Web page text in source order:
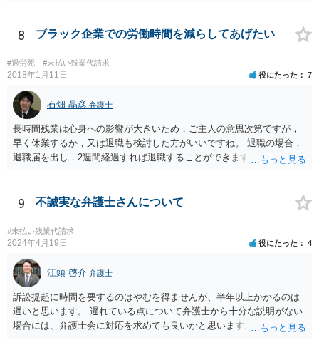
ば、折衷的な提案として、「突発的な質問に対応できるように、基本
的には１０時〜１９時はできるだけB社にいるよう努力はします。た
だ、他の仕事もありますので、必ずその条件を守れるとは限りません
し、B社常駐時であっても本件以外の仕事もさせてもらうことになりま
す。」というものが考えられます。 その提案すら断られるようであれ
ば、ちょっと危険な会社だというシグナルと考えるべきでしょう。
8 ブラック企業での労働時間を減らしてあげたい
#過労死 #未払い残業代請求
2018年1月11日 役にたった 7
石畑 晶彦 弁護士
長時間残業は心身への影響が大きいため，ご主人の意思次第ですが，
早く休業するか，又は退職も検討した方がいいですね。 退職の場合，
退職届を出し，2週間経過すれば退職することができます。これは会社
であれば，十分な引き継ぎを行った上で，退職することで後々のトラ
ブルは防ぐことが可能です。
9 不誠実な弁護士さんについて
#未払い残業代請求
2024年4月19日 役にたった 4
江頭 啓介 弁護士
訴訟提起に時間を要するのはやむを得ませんが、半年以上かかるのは
遅いと思います。 遅れている点について弁護士から十分な説明がない
場合には、弁護士会に対応を求めても良いかと思います。